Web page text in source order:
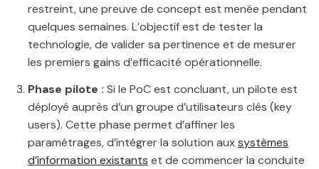
restreint, une preuve de concept est menée pendant
quelques semaines. L’objectif est de tester la
technologie, de valider sa pertinence et de mesurer
les premiers gains d’efficacité opérationnelle.
Phase pilote : Si le PoC est concluant, un pilote est
déployé auprès d’un groupe d’utilisateurs clés (key
users). Cette phase permet d’affiner les
paramétrages, d’intégrer la solution auxsystèmes
d’information existants et de commencer la conduite